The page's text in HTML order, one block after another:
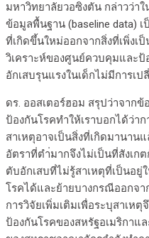
มหาวิทยาลัยวอซิงตัน กล่าวว่า
ข้อมูลพื้นฐาน (baseline data)
ที่เกิดขึ้นใหม่ออกจากสิ่งที่เพิ่งเ
วิเคราะห์ของศูนย์ควบคุมและป้
อักเสบรุนแรงในเด็กไม่มีการเ
ดร. ออสเตอร์ฮอม สรุปว่าจาก
ป้องกันโรคทำให้เราบอกได้ว่า
สาเหตุอาจเป็นสิ่งที่เกิดมานาน
อัตราที่ตำ่มากจึงไม่เป็นที่สังเ
ตับอักเสบที่ไม่รู้สาเหตุที่เป็นอยู่
โรคได้และย้ายบางกรณีออกจ
การวิจัยเพิ่มเติมเพื่อระบุสาเห
ป้องกันโรคของสหรัฐอเมริกา